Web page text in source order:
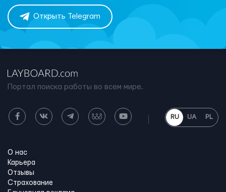
Открыть Telegram
Портал поиска работы во всем мире.
RU UA PL
О нас
Карьера
Отзывы
Страхование